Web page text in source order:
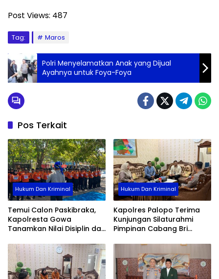
Post Views: 487
Tag: Maros
Polri Menyelamatkan Anak yang Dijual
Ayahnya untuk Foya-Foya
Pos Terkait
Hukum Dan Kriminal
Temui Calon Paskibraka,
Kapolresta Gowa
Tanamkan Nilai Disiplin dan
Hukum Dan Kriminal
Kapolres Palopo Terima
Kunjungan Silaturahmi
Pimpinan Cabang Bri